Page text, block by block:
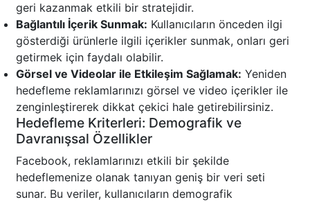
geri kazanmak etkili bir stratejidir.
Bağlantılı İçerik Sunmak: Kullanıcıların önceden ilgi
gösterdiği ürünlerle ilgili içerikler sunmak, onları geri
getirmek için faydalı olabilir.
Görsel ve Videolar ile Etkileşim Sağlamak: Yeniden
hedefleme reklamlarınızı görsel ve video içerikler ile
zenginleştirerek dikkat çekici hale getirebilirsiniz.
Hedefleme Kriterleri: Demografik ve
Davranışsal Özellikler
Facebook, reklamlarınızı etkili bir şekilde
hedeflemenize olanak tanıyan geniş bir veri seti
sunar. Bu veriler, kullanıcıların demografik